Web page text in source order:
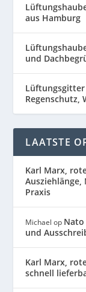
aus Hamburg
und
Lüftungsgitter
Regenschutz,
LAATSTE
Karl Marx,
Praxis
Michael op Nato
und
Karl Marx,
schnell